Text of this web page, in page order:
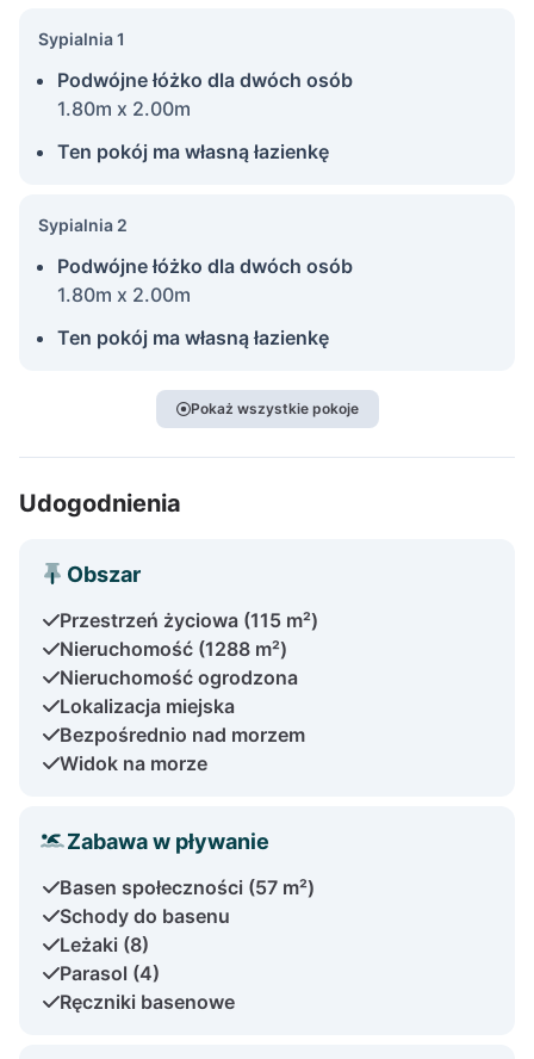
Sypialnia 1
Podwójne łóżko dla dwóch osób
1.80m x 2.00m
Ten pokój ma własną łazienkę
Sypialnia 2
Podwójne łóżko dla dwóch osób
1.80m x 2.00m
Ten pokój ma własną łazienkę
Pokaż wszystkie pokoje
Udogodnienia
Obszar
Przestrzeń życiowa (115 m²)
Nieruchomość (1288 m²)
Nieruchomość ogrodzona
Lokalizacja miejska
Bezpośrednio nad morzem
Widok na morze
Zabawa w pływanie
Basen społeczności (57 m²)
Schody do basenu
Leżaki (8)
Parasol (4)
Ręczniki basenowe